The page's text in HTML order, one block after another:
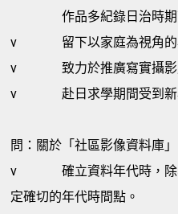
作品多紀錄日治時
v
留下以家庭為視角
v
致力於推廣寫實攝
v
赴日求學期間受到
問：關於「社區影像資料庫
v
確立資料年代時，
定確切的年代時間點。